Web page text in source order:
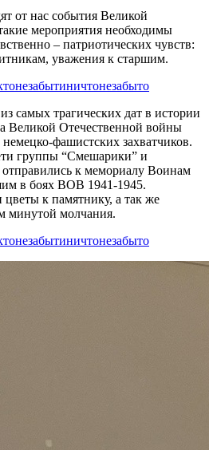
от нас события Великой
мероприятия необходимы
– патриотических чувств:
уважения к старшим.
самых трагических дат в истории
Великой Отечественной войны
фашистских захватчиков.
группы “Смешарики” и
к мемориалу Воинам
в боях ВОВ 1941-1945.
к памятнику, а так же
минутой молчания.